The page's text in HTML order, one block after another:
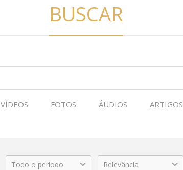
BUSCAR
VÍDEOS FOTOS ÁUDIOS ARTIGOS
Todo o período Relevância